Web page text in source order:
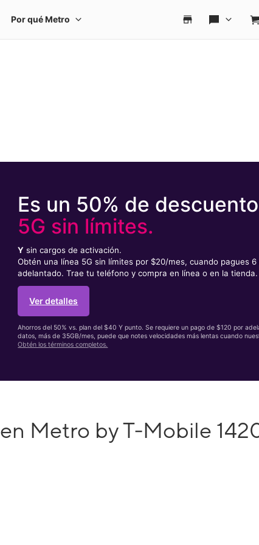
Es un 50% de descuento
5G sin límites.
Y sin cargos de activación.
Obtén una línea 5G sin límites por $20/mes, cuando pagues
adelantado. Trae tu teléfono y compra en línea o en la tienda.
Ver detalles
Ahorros del 50% vs. plan del $40 Y punto. Se requiere un pago de $120 por
datos, más de 35GB/mes, puede que notes velocidades más lentas cuando
Obtén los términos completos.
en Metro by T-Mobile